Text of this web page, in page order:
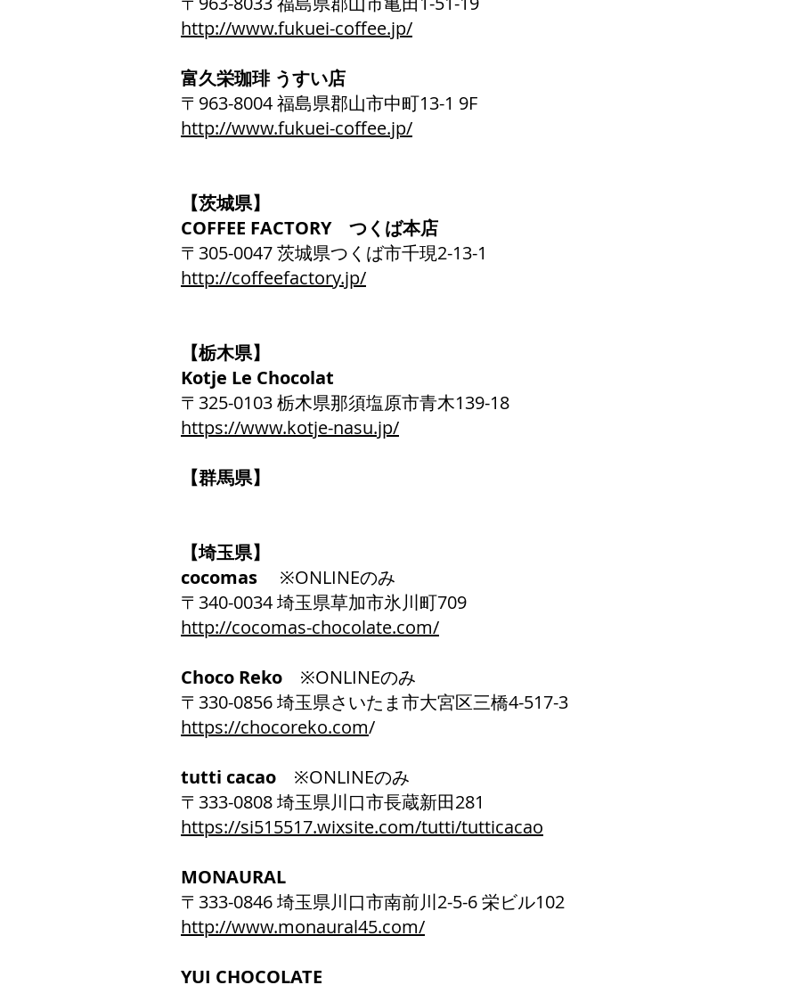
http://www.fukuei-coffee.jp/
富久栄珈琲 うすい店
〒963-8004 福島県郡山市中町13-1 9F
http://www.fukuei-coffee.jp/
【茨城県】
COFFEE FACTORY つくば本店
〒305-0047 茨城県つくば市千現2-13-1
http://coffeefactory.jp/
【栃木県】
Kotje Le Chocolat
〒325-0103 栃木県那須塩原市青木139-18
https://www.kotje-nasu.jp/
【群馬県】
【埼玉県】
cocomas ※ONLINEのみ
〒340-0034 埼玉県草加市氷川町709
http://cocomas-chocolate.com/
Choco Reko ※ONLINEのみ
〒330-0856 埼玉県さいたま市大宮区三橋4-517-3
https://chocoreko.com/
tutti cacao ※ONLINEのみ
〒333-0808 埼玉県川口市長蔵新田281
https://si515517.wixsite.com/tutti/tutticacao
MONAURAL
〒333-0846 埼玉県川口市南前川2-5-6 栄ビル102
http://www.monaural45.com/
YUI CHOCOLATE